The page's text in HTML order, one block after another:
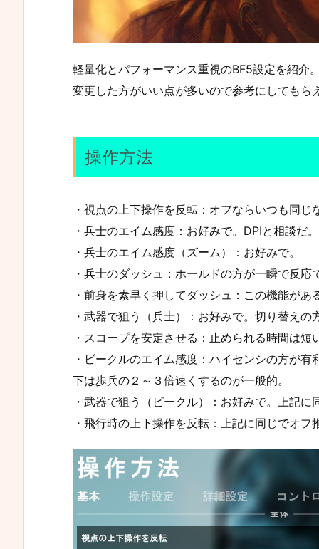
軽量化とパフォーマンス重視のBF5設定を紹介
変更した方がいい点が多いので参考にしてもら
操作方法
・視点の上下操作を反転：オフならいつも同じ
・兵士のエイム感度：お好みで。DPIと相談だ。
・兵士のエイム感度（ズーム）：お好みで。
・兵士のダッシュ：ホールドの方が一瞬で反応
・前身を素早く押してダッシュ：この機能が
・武器で狙う（兵士）：お好みで。切り替え
・スコープを安定させる：止められる時間は短
・ビークルのエイム感度：ハイセンシの方が
下は歩兵の２～３倍速くするのが一般的。
・武器で狙う（ビークル）：お好みで。上記に
・飛行時の上下操作を反転：上記に同じでオフ